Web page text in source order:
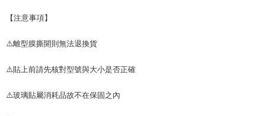
【注意事項】
⚠️離型膜撕開則無法退換貨
⚠️貼上前請先核對型號與大小是否正確
⚠️玻璃貼屬消耗品故不在保固之內